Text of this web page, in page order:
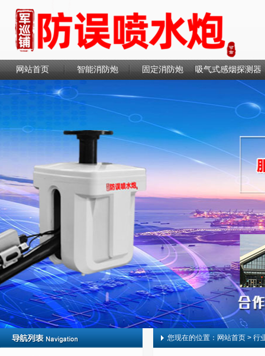
网站首页 智能消防炮 固定消防炮 吸气式感烟探测器
联系我们
您现在的位置： 网站首页 > 行